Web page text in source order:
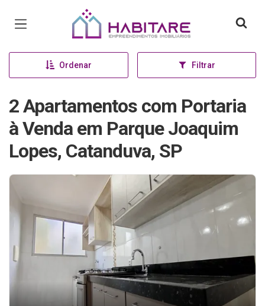
Página inicial
Ordenar Filtrar
2 Apartamentos com Portaria
à Venda em Parque Joaquim
Lopes, Catanduva, SP